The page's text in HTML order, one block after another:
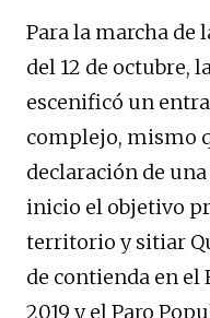
Para la marcha de
del 12 de octubre,
escenificó un
complejo, mismo
declaración de
inicio el objetivo
territorio y sitiar
de contienda en el
2019 y el Paro